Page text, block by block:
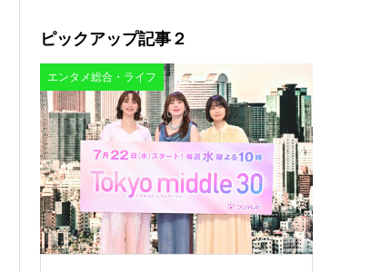
ピックアップ記事２
エンタメ総合・ライフ